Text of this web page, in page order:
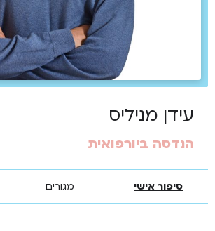
עידן מניליס
הנדסה ביורפואית
סיפור אישי מגורים